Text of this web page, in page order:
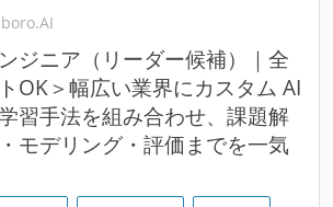
ジニア（リーダー候補）｜全
OK＞幅広い業界にカスタム AI
習手法を組み合わせ、課題解
モデリング・評価までを一気